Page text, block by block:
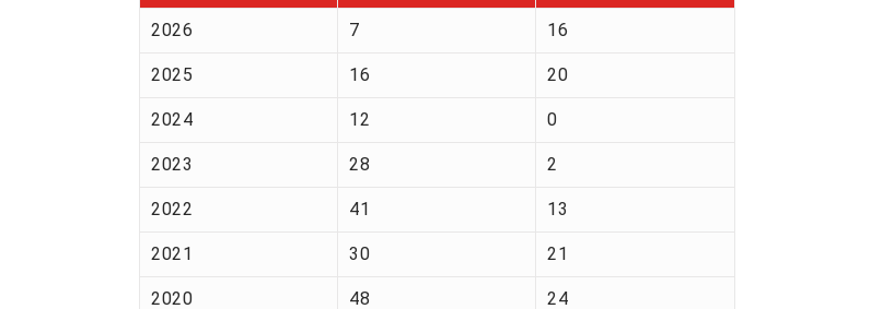
2026 7 16
2025 16 20
2024 12 0
2023 28 2
2022 41 13
2021 30 21
2020 48 24